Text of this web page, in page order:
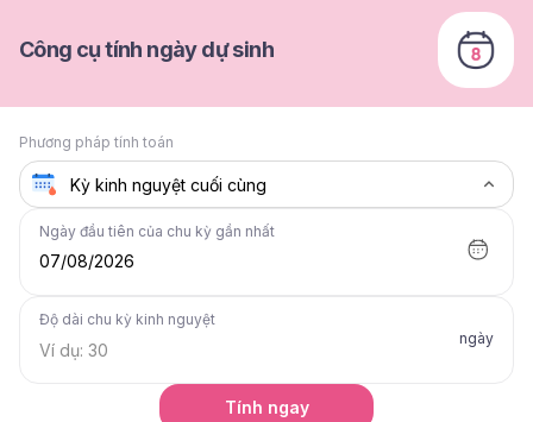
Công cụ tính ngày dự sinh
Phương pháp tính toán
Ngày đầu tiên của chu kỳ gần nhất
07/08/2026
Độ dài chu kỳ kinh nguyệt
ngày
Tính ngay